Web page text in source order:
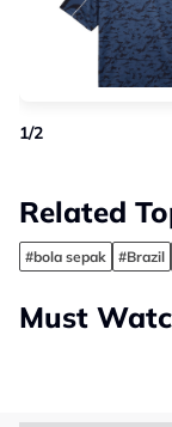
1/2
Related
#bola sepak #Brazil
Must